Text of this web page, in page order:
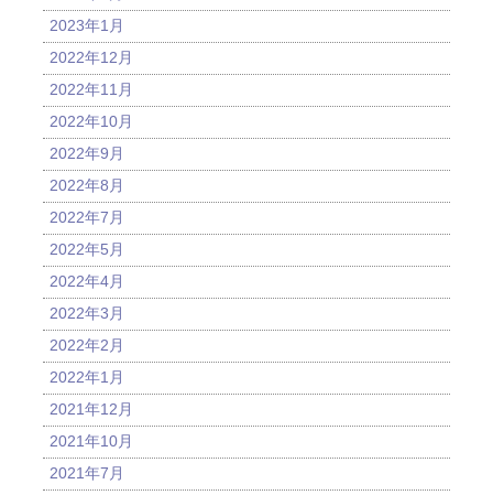
2023年1月
2022年12月
2022年11月
2022年10月
2022年9月
2022年8月
2022年7月
2022年5月
2022年4月
2022年3月
2022年2月
2022年1月
2021年12月
2021年10月
2021年7月